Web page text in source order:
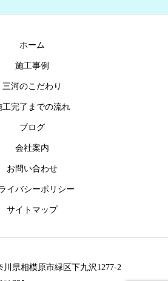
ホーム
施工事例
三河のこだわり
工完了までの流れ
ブログ
会社案内
お問い合わせ
イバシーポリシー
サイトマップ
川県相模原市緑区下九沢1277-2